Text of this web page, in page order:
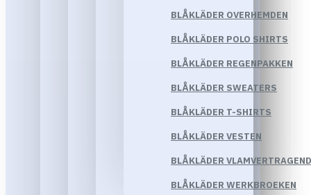
BLÅKLÄDER OVERHEMDEN
BLÅKLÄDER POLO SHIRTS
BLÅKLÄDER REGENPAKKEN
BLÅKLÄDER SWEATERS
BLÅKLÄDER T-SHIRTS
BLÅKLÄDER VESTEN
BLÅKLÄDER
BLÅKLÄDER WERKBROEKEN